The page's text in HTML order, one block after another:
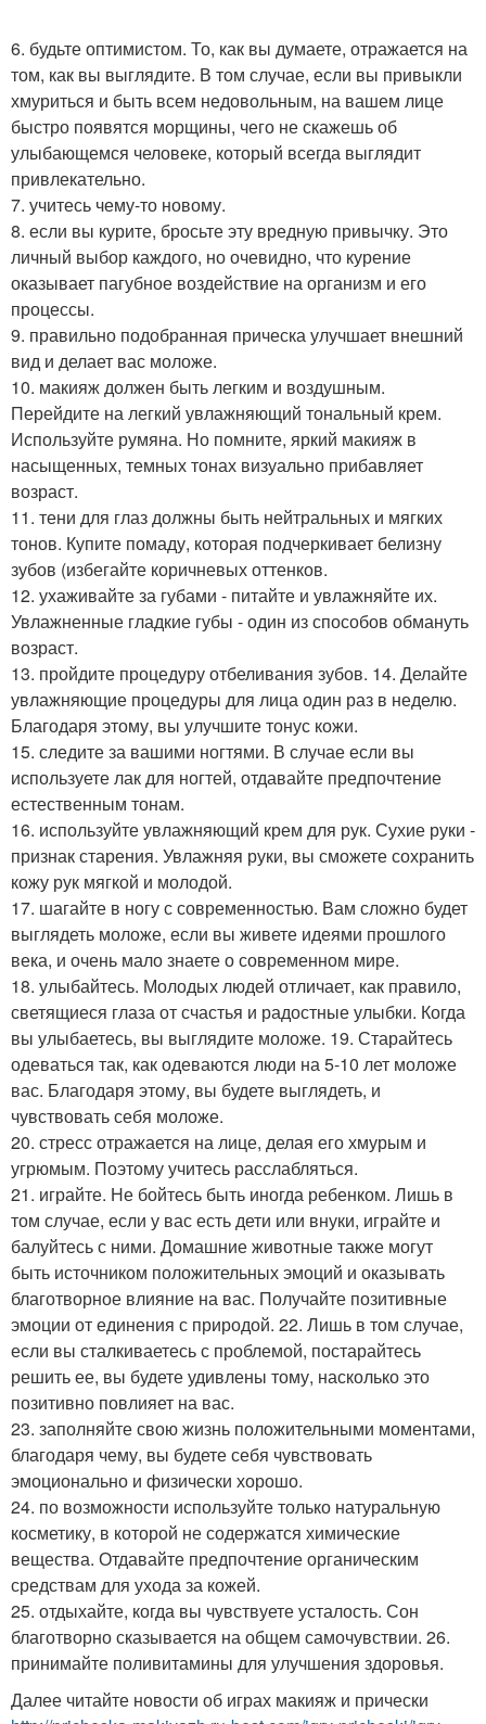
6. будьте оптимистом. То, как вы думаете, отражается на
том, как вы выглядите. В том случае, если вы привыкли
хмуриться и быть всем недовольным, на вашем лице
быстро появятся морщины, чего не скажешь об
улыбающемся человеке, который всегда выглядит
привлекательно.
7. учитесь чему-то новому.
8. если вы курите, бросьте эту вредную привычку. Это
личный выбор каждого, но очевидно, что курение
оказывает пагубное воздействие на организм и его
процессы.
9. правильно подобранная прическа улучшает внешний
вид и делает вас моложе.
10. макияж должен быть легким и воздушным.
Перейдите на легкий увлажняющий тональный крем.
Используйте румяна. Но помните, яркий макияж в
насыщенных, темных тонах визуально прибавляет
возраст.
11. тени для глаз должны быть нейтральных и мягких
тонов. Купите помаду, которая подчеркивает белизну
зубов (избегайте коричневых оттенков.
12. ухаживайте за губами - питайте и увлажняйте их.
Увлажненные гладкие губы - один из способов обмануть
возраст.
13. пройдите процедуру отбеливания зубов. 14. Делайте
увлажняющие процедуры для лица один раз в неделю.
Благодаря этому, вы улучшите тонус кожи.
15. следите за вашими ногтями. В случае если вы
используете лак для ногтей, отдавайте предпочтение
естественным тонам.
16. используйте увлажняющий крем для рук. Сухие руки -
признак старения. Увлажняя руки, вы сможете сохранить
кожу рук мягкой и молодой.
17. шагайте в ногу с современностью. Вам сложно будет
выглядеть моложе, если вы живете идеями прошлого
века, и очень мало знаете о современном мире.
18. улыбайтесь. Молодых людей отличает, как правило,
светящиеся глаза от счастья и радостные улыбки. Когда
вы улыбаетесь, вы выглядите моложе. 19. Старайтесь
одеваться так, как одеваются люди на 5-10 лет моложе
вас. Благодаря этому, вы будете выглядеть, и
чувствовать себя моложе.
20. стресс отражается на лице, делая его хмурым и
угрюмым. Поэтому учитесь расслабляться.
21. играйте. Не бойтесь быть иногда ребенком. Лишь в
том случае, если у вас есть дети или внуки, играйте и
балуйтесь с ними. Домашние животные также могут
быть источником положительных эмоций и оказывать
благотворное влияние на вас. Получайте позитивные
эмоции от единения с природой. 22. Лишь в том случае,
если вы сталкиваетесь с проблемой, постарайтесь
решить ее, вы будете удивлены тому, насколько это
позитивно повлияет на вас.
23. заполняйте свою жизнь положительными моментами,
благодаря чему, вы будете себя чувствовать
эмоционально и физически хорошо.
24. по возможности используйте только натуральную
косметику, в которой не содержатся химические
вещества. Отдавайте предпочтение органическим
средствам для ухода за кожей.
25. отдыхайте, когда вы чувствуете усталость. Сон
благотворно сказывается на общем самочувствии. 26.
принимайте поливитамины для улучшения здоровья.
Далее читайте новости об играх макияж и прически